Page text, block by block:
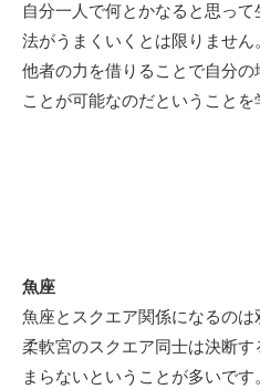
自分一人で何とかなると思っ
法がうまくいくとは限りません
他者の力を借りることで自分
ことが可能なのだということを
魚座
魚座とスクエア関係になるのは
柔軟宮のスクエア同士は決断
まらないということが多いです